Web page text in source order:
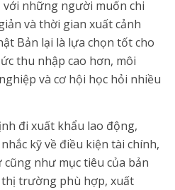
những người muốn chi
và thời gian xuất cảnh
Bản lại là lựa chọn tốt cho
thu nhập cao hơn, môi
và cơ hội học hỏi nhiều
đi xuất khẩu lao động,
kỹ về điều kiện tài chính,
như mục tiêu của bản
trường phù hợp, xuất